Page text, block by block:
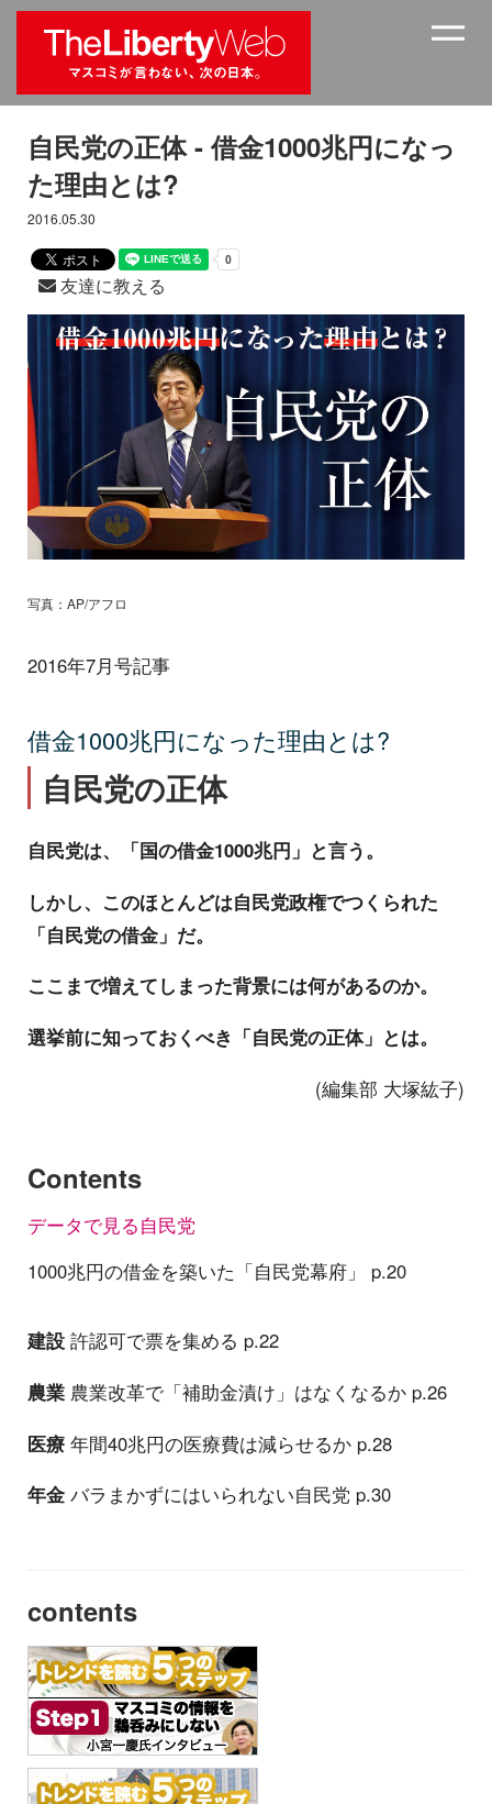
自民党の正体 - 借金1000兆円になっ
た理由とは?
2016.05.30
友達に教える
写真：AP/アフロ
2016年7月号記事
借金1000兆円になった理由とは?
自民党の正体
自民党は、「国の借金1000兆円」と言う。
しかし、このほとんどは自民党政権でつくられた
「自民党の借金」だ。
ここまで増えてしまった背景には何があるのか。
選挙前に知っておくべき「自民党の正体」とは。
(編集部 大塚紘子)
Contents
データで見る自民党
1000兆円の借金を築いた「自民党幕府」 p.20
建設 許認可で票を集める p.22
農業 農業改革で「補助金漬け」はなくなるか p.26
医療 年間40兆円の医療費は減らせるか p.28
年金 バラまかずにはいられない自民党 p.30
contents